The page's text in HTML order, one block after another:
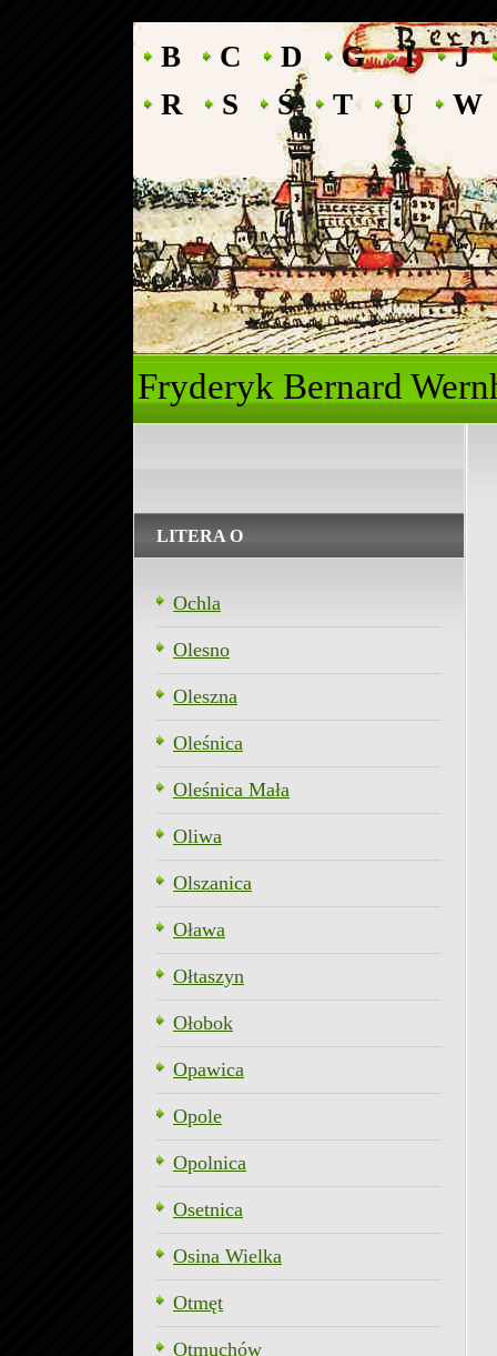
B C D G I
J
R
S Ś T U W
Fryderyk
LITERA O
Ochla
Olesno
Oleszna
Oleśnica
Oleśnica Mała
Oliwa
Olszanica
Oława
Ołtaszyn
Ołobok
Opawica
Opole
Opolnica
Osetnica
Osina Wielka
Otmęt
Otmuchów